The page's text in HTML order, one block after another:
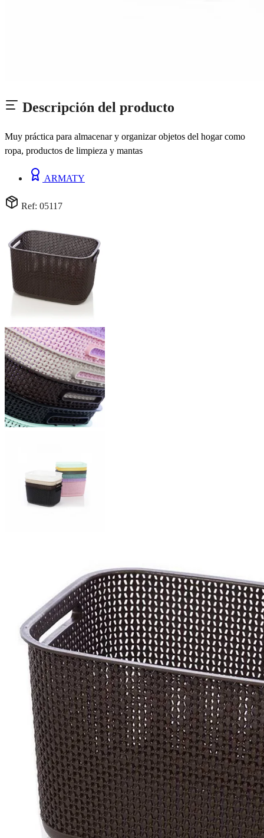
Descripción del producto
Muy práctica para almacenar y organizar objetos del hogar como
ropa, productos de limpieza y mantas
ARMATY
Ref: 05117